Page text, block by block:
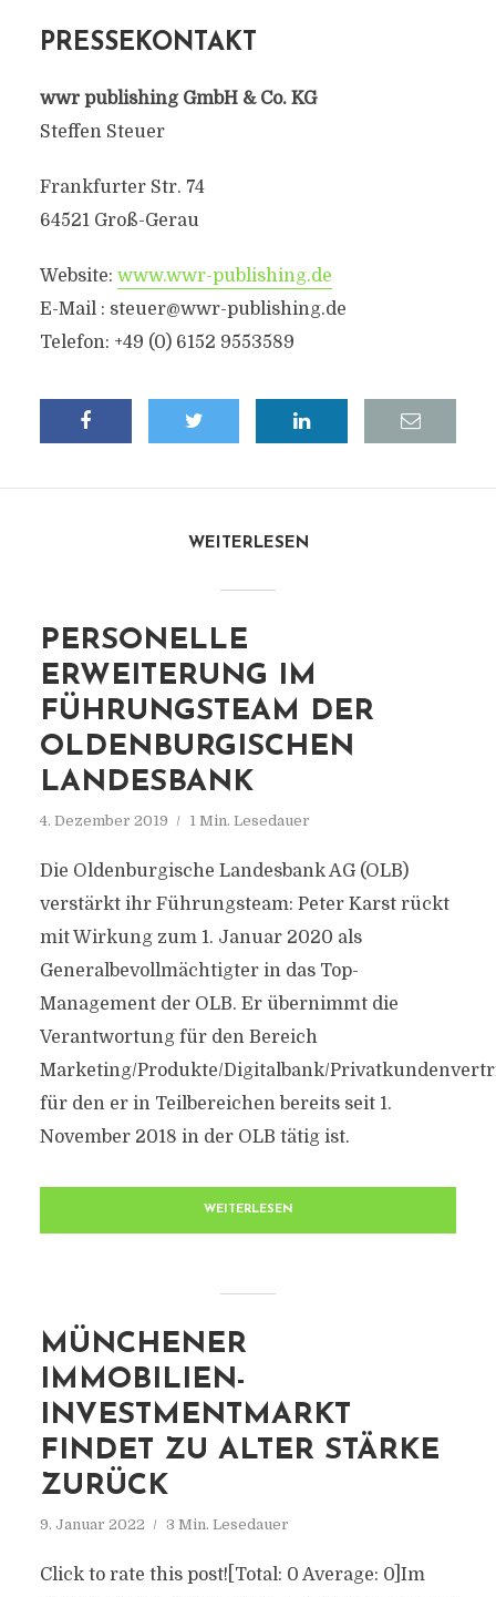
PRESSEKONTAKT
wwr publishing GmbH & Co. KG
Steffen Steuer
Frankfurter Str. 74
64521 Groß-Gerau
Website: www.wwr-publishing.de
E-Mail : steuer@wwr-publishing.de
Telefon: +49 (0) 6152 9553589
WEITERLESEN
PERSONELLE
ERWEITERUNG IM
FÜHRUNGSTEAM DER
OLDENBURGISCHEN
LANDESBANK
4. Dezember 2019 1 Min. Lesedauer
Die Oldenburgische Landesbank AG (OLB)
verstärkt ihr Führungsteam: Peter Karst rückt
mit Wirkung zum 1. Januar 2020 als
Generalbevollmächtigter in das Top-
Management der OLB. Er übernimmt die
Verantwortung für den Bereich
Marketing/Produkte/Digitalbank/
für den er in Teilbereichen bereits seit 1.
November 2018 in der OLB tätig ist.
WEITERLESEN
MÜNCHENER
IMMOBILIEN-
INVESTMENTMARKT
FINDET ZU ALTER STÄRKE
ZURÜCK
9. Januar 2022 3 Min. Lesedauer
Click to rate this post![Total: 0 Average: 0]Im